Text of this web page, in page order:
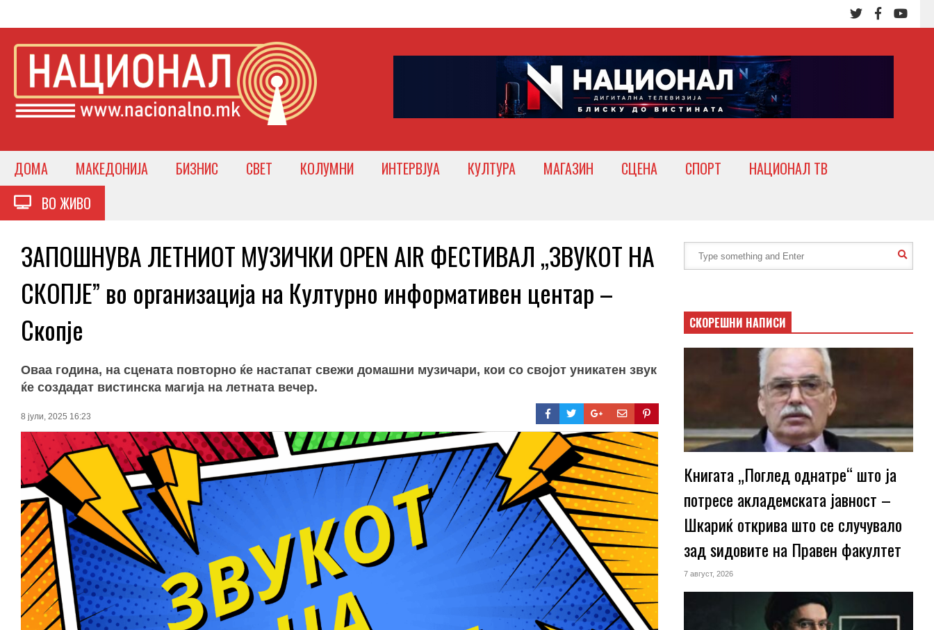
ДОМА МАКЕДОНИЈА БИЗНИС СВЕТ КОЛУМНИ ИНТЕРВЈУА КУЛТУРА МАГАЗИН СЦЕНА СПОРТ
НАЦИОНАЛ ТВ
ВО ЖИВО
ЗАПОШНУВА ЛЕТНИОТ МУЗИЧКИ OPEN AIR ФЕСТИВАЛ „ЗВУКОТ НА
СКОПЈЕ” во организација на Културно информативен центар –
Скопје
Оваа година, на сцената повторно ќе настапат свежи домашни музичари, кои со својот уникатен звук
ќе создадат вистинска магија на летната вечер.
8 јули, 2025 16:23
СКОРЕШНИ НАПИСИ
Книгата „Поглед однатре“ што ја
потресе акладемската јавност –
Шкариќ открива што се случувало
зад ѕидовите на Правен факултет
7 август, 2026